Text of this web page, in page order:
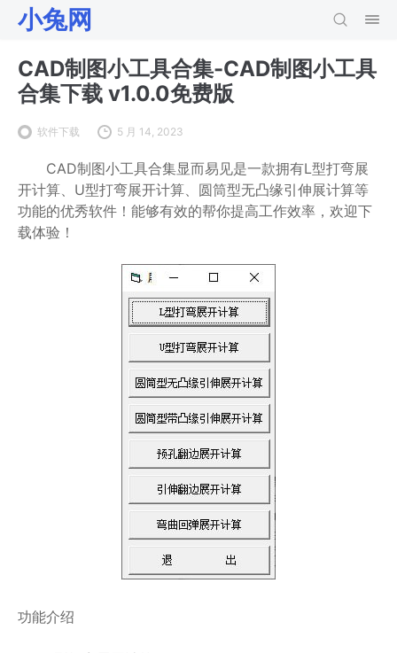
小兔网
CAD制图小工具合集-CAD制图小工具
合集下载 v1.0.0免费版
软件下载 5 月 14, 2023
CAD制图小工具合集显而易见是一款拥有L型打弯展
开计算、U型打弯展开计算、圆筒型无凸缘引伸展计算等
功能的优秀软件！能够有效的帮你提高工作效率，欢迎下
载体验！
功能介绍